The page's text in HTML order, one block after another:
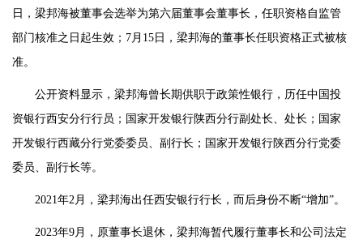
日，梁邦海被董事会选举为第六届董事会董事长，任职资格自监管
部门核准之日起生效；7月15日，梁邦海的董事长任职资格正式被核
准。
公开资料显示，梁邦海曾长期供职于政策性银行，历任中国投
资银行西安分行行员；国家开发银行陕西分行副处长、处长；国家
开发银行西藏分行党委委员、副行长；国家开发银行陕西分行党委
委员、副行长等。
2021年2月，梁邦海出任西安银行行长，而后身份不断“增加”。
2023年9月，原董事长退休，梁邦海暂代履行董事长和公司法定